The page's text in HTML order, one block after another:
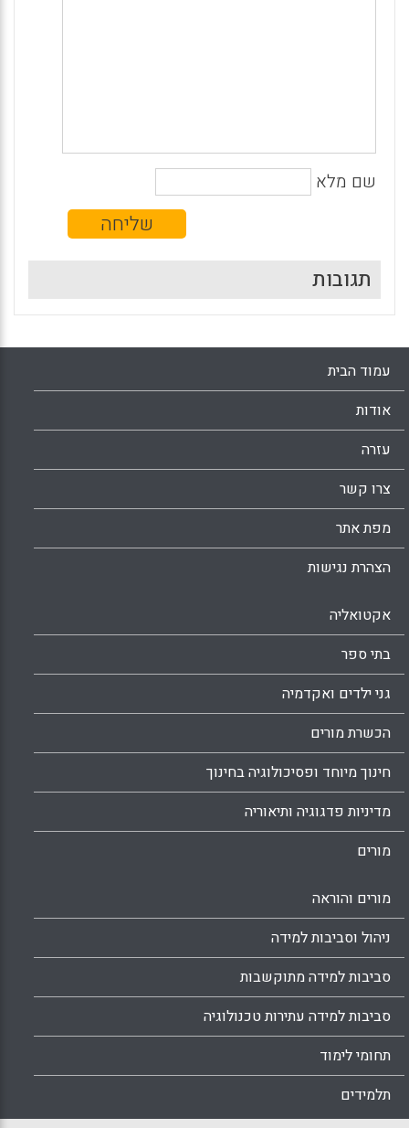
שם מלא
תגובות
עמוד הבית
אודות
עזרה
צרו קשר
מפת אתר
הצהרת נגישות
אקטואליה
בתי ספר
גני ילדים ואקדמיה
הכשרת מורים
חינוך מיוחד ופסיכולוגיה בחינוך
מדיניות פדגוגיה ותיאוריה
מורים
מורים והוראה
ניהול וסביבות למידה
סביבות למידה מתוקשבות
סביבות למידה עתירות טכנולוגיה
תחומי לימוד
תלמידים